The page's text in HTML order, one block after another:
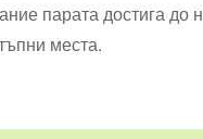
парата достига
места.